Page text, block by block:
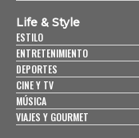
Life & Style
ESTILO
ENTRETENIMIENTO
DEPORTES
CINE Y TV
MÚSICA
VIAJES Y GOURMET